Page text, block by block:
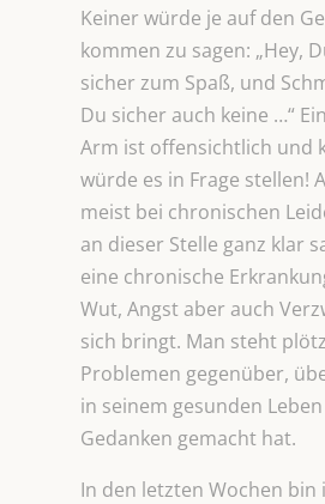
Keiner würde je auf den
kommen zu sagen: „Hey,
sicher zum Spaß, und
Du sicher auch keine …“
Arm ist offensichtlich und
würde es in Frage stellen!
meist bei chronischen
an dieser Stelle ganz klar
eine chronische
Wut, Angst aber auch
sich bringt. Man steht
Problemen gegenüber,
in seinem gesunden
Gedanken gemacht hat.
In den letzten Wochen bin